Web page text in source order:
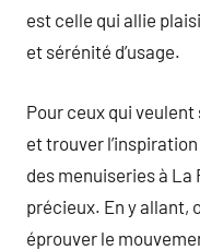
est celle qui allie
et sérénité d’usage.
Pour ceux qui veulent
et trouver
des menuiseries à La
précieux. En y allant,
éprouver le